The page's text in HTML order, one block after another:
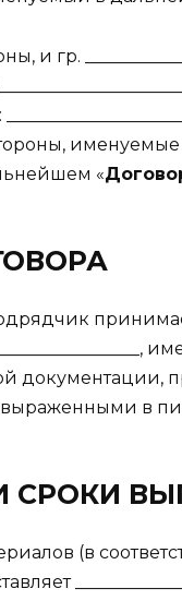
и гр.
«
документации,
выраженными в
СРОКИ
(в